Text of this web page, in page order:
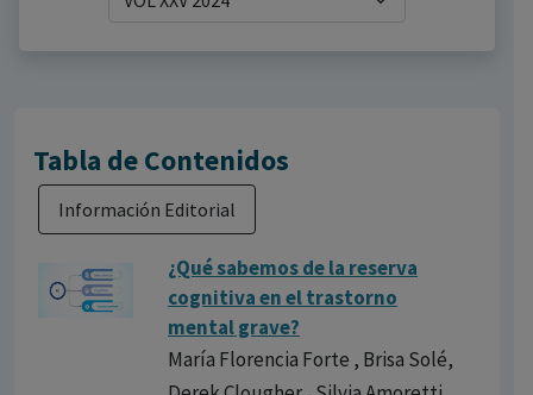
Tabla de Contenidos
Información Editorial
¿Qué sabemos de la reserva
cognitiva en el trastorno
mental grave?
María Florencia Forte , Brisa Solé,